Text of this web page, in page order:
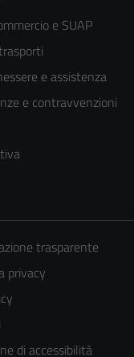
e SUAP
e assistenza
e contravvenzioni
trasparente
privacy
di accessibilità